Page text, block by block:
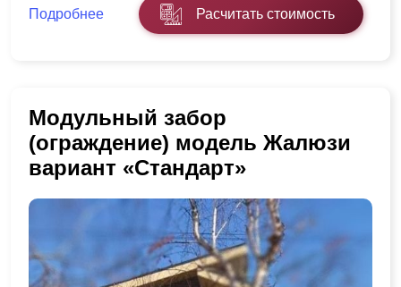
Подробнее Расчитать стоимость
Модульный забор
(ограждение) модель Жалюзи
вариант «Стандарт»